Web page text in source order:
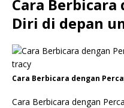
Cara Berbicara
Diri di depan
Cara Berbicara dengan
Cara Berbicara dengan